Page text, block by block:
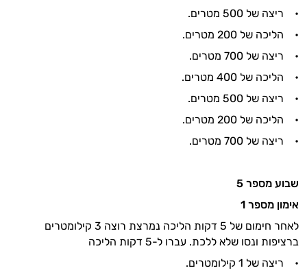
• ריצה של 500 מטרים.
• הליכה של 200 מטרים.
• ריצה של 700 מטרים.
• הליכה של 400 מטרים.
• ריצה של 500 מטרים.
• הליכה של 200 מטרים.
• ריצה של 700 מטרים.
שבוע מספר 5
אימון מספר 1
לאחר חימום של 5 דקות הליכה נמרצת רוצה 3 קילומטרים
ברציפות ונסו שלא ללכת. עברו ל-5 דקות הליכה
• ריצה של 1 קילומטרים.
היי,
התשובות שלי מבוססות על מאגרי מידע קליניים
אני כאן כדי לעזור לך להתאים את תוספי
ולמצב הגופני שלך, ולהסביר לך אילו רכיבים
עובדים יחד כדי למקסם תוצאות גם בחיי היום
יום וגם בתחום הכושר והספורט.